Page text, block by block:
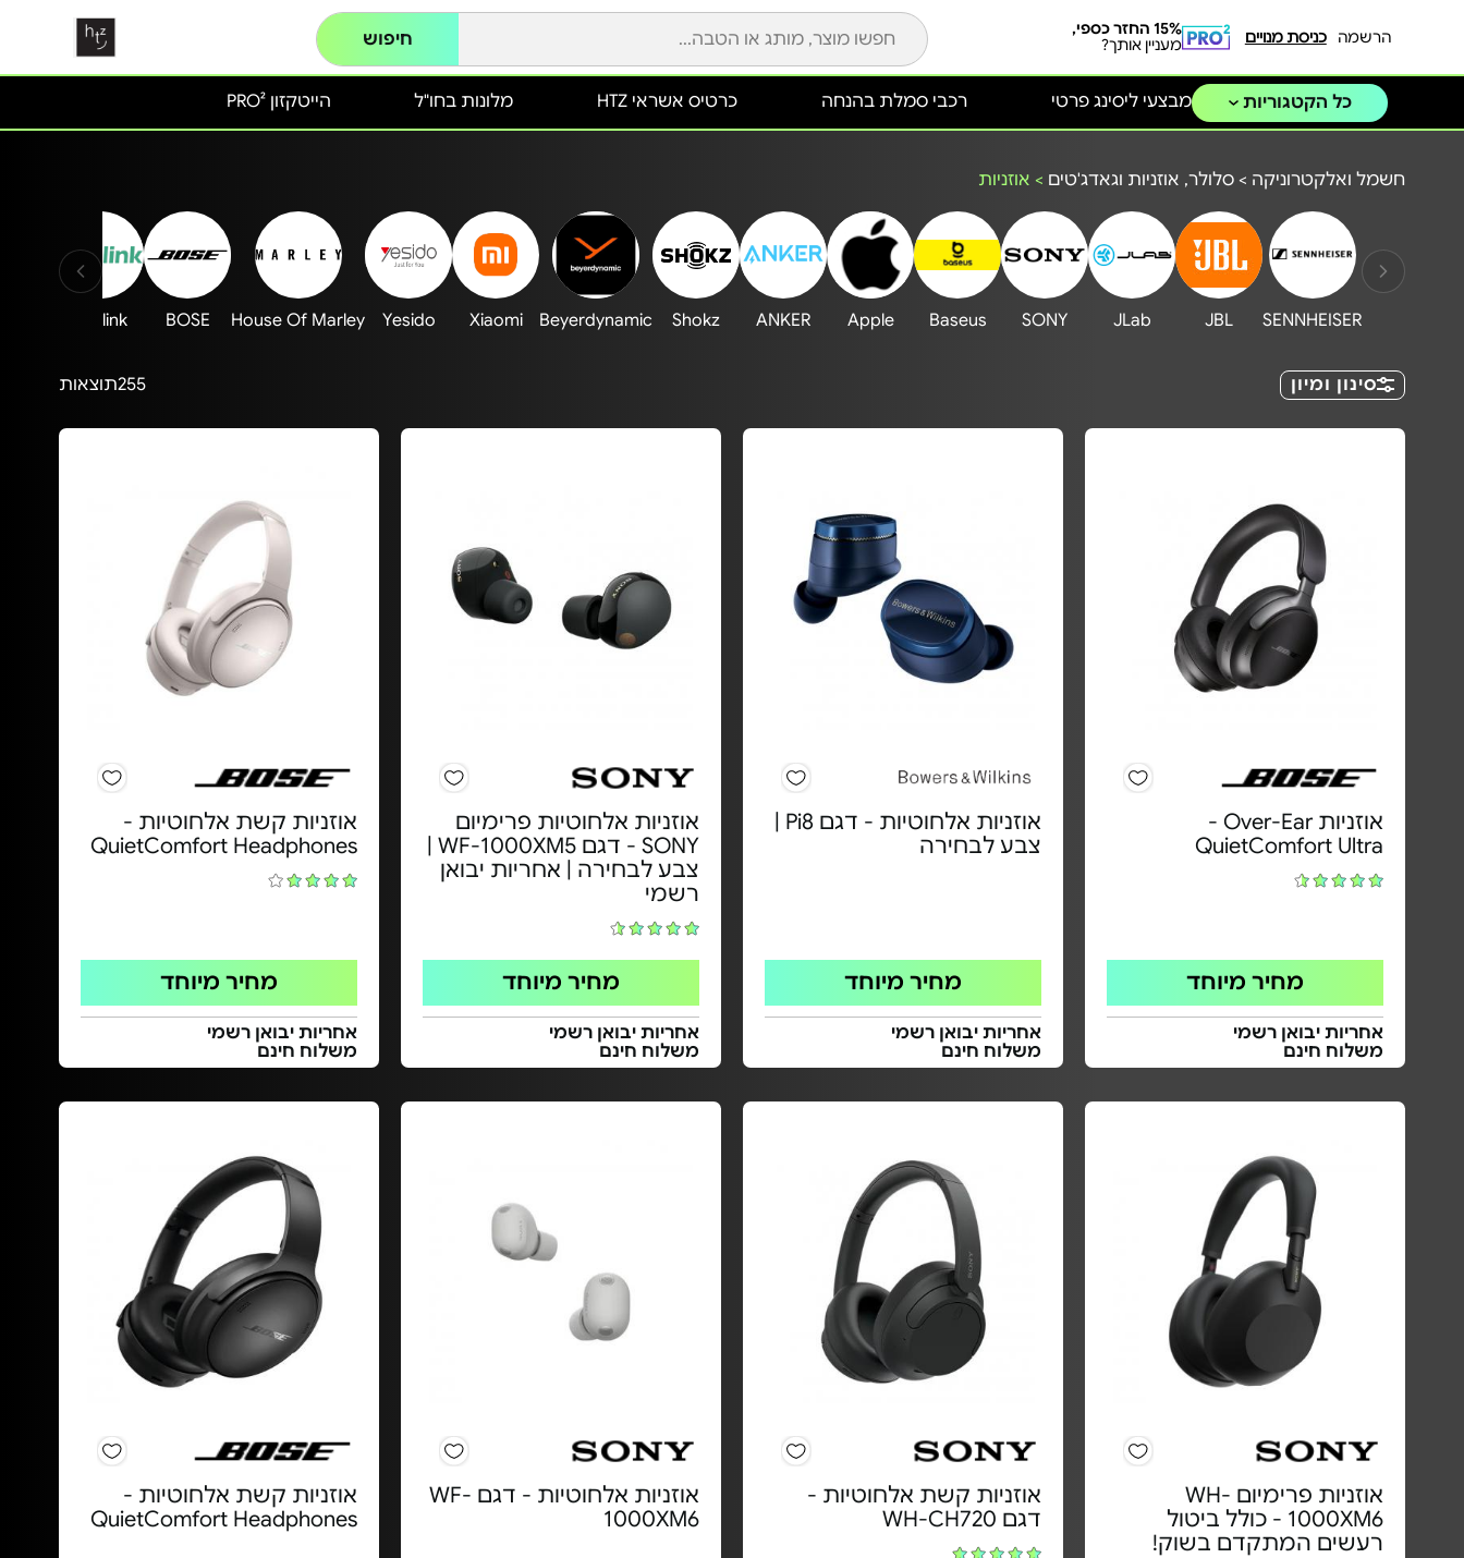
הרשמה כניסת מנויים
15% החזר כספי,
מעניין אותך?
חיפוש
כל הקטגוריות הייטקזון PRO² מלונות בחו"ל כרטיס אשראי HTZ מבצעי ליסינג פרטי רכבי סמלת בהנחה
חשמל ואלקטרוניקה > סלולר, אוזניות וגאדג'טים > אוזניות
SENNHEISER
JBL
JLab
SONY
Baseus
Apple
ANKER
Shokz
Beyerdynamic
Xiaomi
Yesido
House Of Marley
BOSE
Yealink
סינון ומיון 255תוצאות
אוזניות Over-Ear‏ -
QuietComfort Ultra
מחיר מיוחד
אחריות יבואן רשמי
משלוח חינם
אוזניות אלחוטיות - דגם Pi8 |
צבע לבחירה
מחיר מיוחד
אחריות יבואן רשמי
משלוח חינם
אוזניות אלחוטיות פרימיום
SONY - דגם WF-1000XM5 |
צבע לבחירה | אחריות יבואן
רשמי
מחיר מיוחד
אחריות יבואן רשמי
משלוח חינם
אוזניות קשת אלחוטיות -
QuietComfort Headphones
מחיר מיוחד
אחריות יבואן רשמי
משלוח חינם
אוזניות פרימיום WH-
1000XM6 - כולל ביטול
רעשים המתקדם בשוק!
אוזניות קשת אלחוטיות -
דגם WH-CH720
אוזניות אלחוטיות - דגם WF-
1000XM6
אוזניות קשת אלחוטיות -
QuietComfort Headphones